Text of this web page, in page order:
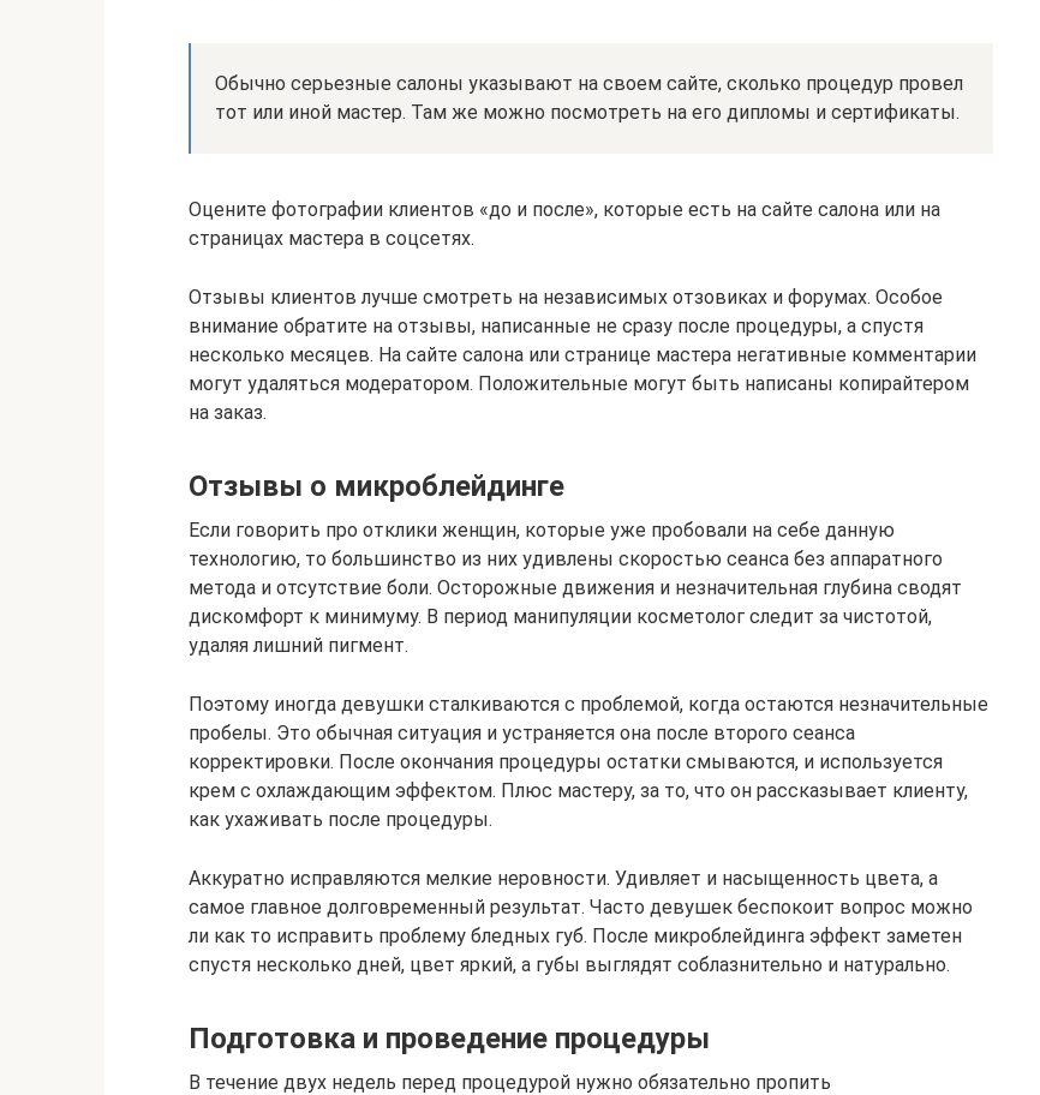
Обычно серьезные салоны указывают на своем сайте, сколько процедур провел
тот или иной мастер. Там же можно посмотреть на его дипломы и сертификаты.
Оцените фотографии клиентов «до и после», которые есть на сайте салона или на
страницах мастера в соцсетях.
Отзывы клиентов лучше смотреть на независимых отзовиках и форумах. Особое
внимание обратите на отзывы, написанные не сразу после процедуры, а спустя
несколько месяцев. На сайте салона или странице мастера негативные комментарии
могут удаляться модератором. Положительные могут быть написаны копирайтером
на заказ.
Отзывы о микроблейдинге
Если говорить про отклики женщин, которые уже пробовали на себе данную
технологию, то большинство из них удивлены скоростью сеанса без аппаратного
метода и отсутствие боли. Осторожные движения и незначительная глубина сводят
дискомфорт к минимуму. В период манипуляции косметолог следит за чистотой,
удаляя лишний пигмент.
Поэтому иногда девушки сталкиваются с проблемой, когда остаются незначительные
пробелы. Это обычная ситуация и устраняется она после второго сеанса
корректировки. После окончания процедуры остатки смываются, и используется
крем с охлаждающим эффектом. Плюс мастеру, за то, что он рассказывает клиенту,
как ухаживать после процедуры.
Аккуратно исправляются мелкие неровности. Удивляет и насыщенность цвета, а
самое главное долговременный результат. Часто девушек беспокоит вопрос можно
ли как то исправить проблему бледных губ. После микроблейдинга эффект заметен
спустя несколько дней, цвет яркий, а губы выглядят соблазнительно и натурально.
Подготовка и проведение процедуры
В течение двух недель перед процедурой нужно обязательно пропить